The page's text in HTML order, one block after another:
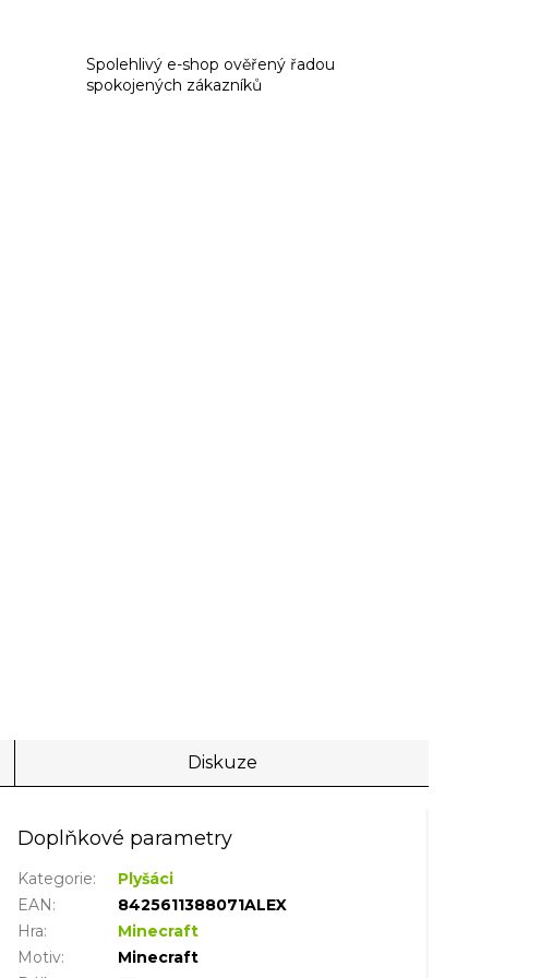
Spolehlivý e-shop ověřený řadou
spokojených zákazníků
Diskuze
Doplňkové parametry
Kategorie:
Plyšáci
EAN:
8425611388071ALEX
Hra:
Minecraft
Motiv:
Minecraft